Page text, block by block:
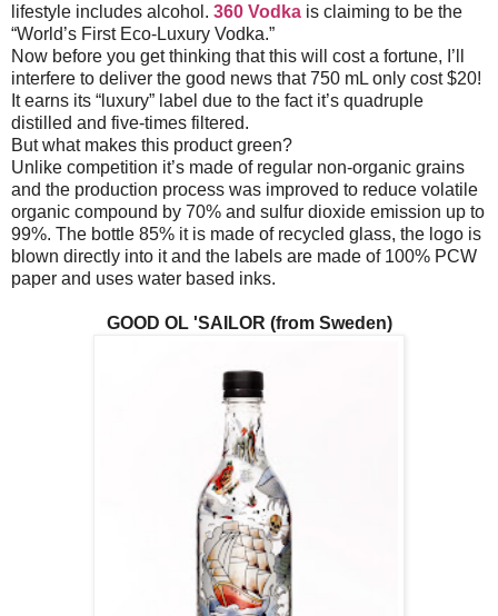
lifestyle includes alcohol. 360 Vodka is claiming to be the
“World’s First Eco-Luxury Vodka.”
Now before you get thinking that this will cost a fortune, I’ll
interfere to deliver the good news that 750 mL only cost $20!
It earns its “luxury” label due to the fact it’s quadruple
distilled and five-times filtered.
But what makes this product green?
Unlike competition it’s made of regular non-organic grains
and the production process was improved to reduce volatile
organic compound by 70% and sulfur dioxide emission up to
99%. The bottle 85% it is made of recycled glass, the logo is
blown directly into it and the labels are made of 100% PCW
paper and uses water based inks.
GOOD OL 'SAILOR (from Sweden)